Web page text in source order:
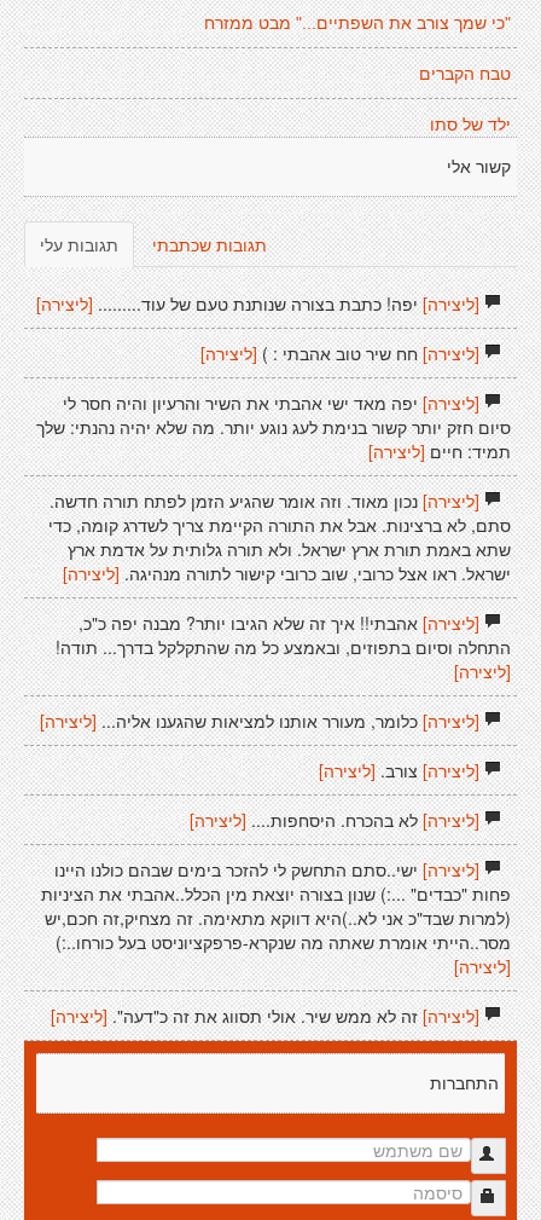
"כי שמך צורב את השפתיים..." מבט ממזרח
טבח הקברים
ילד של סתו
קשור אלי
תגובות עלי תגובות שכתבתי
[ליצירה]יפה! כתבת בצורה שנותנת טעם של עוד......... [ליצירה]
[ליצירה]חח שיר טוב אהבתי : ) [ליצירה]
[ליצירה]יפה מאד ישי אהבתי את השיר והרעיון והיה חסר לי
סיום חזק יותר קשור בנימת לעג נוגע יותר. מה שלא יהיה נהנתי: שלך
תמיד: חיים [ליצירה]
[ליצירה]נכון מאוד. וזה אומר שהגיע הזמן לפתח תורה חדשה.
סתם, לא ברצינות. אבל את התורה הקיימת צריך לשדרג קומה, כדי
שתא באמת תורת ארץ ישראל. ולא תורה גלותית על אדמת ארץ
ישראל. ראו אצל כרובי, שוב כרובי קישור לתורה מנהיגה.[ליצירה]
[ליצירה]אהבתי!! איך זה שלא הגיבו יותר? מבנה יפה כ"כ,
התחלה וסיום בתפוזים, ובאמצע כל מה שהתקלקל בדרך... תודה!
[ליצירה]
[ליצירה]כלומר, מעורר אותנו למציאות שהגענו אליה... [ליצירה]
[ליצירה]צורב. [ליצירה]
[ליצירה]לא בהכרח. היסחפות.... [ליצירה]
[ליצירה]ישי..סתם התחשק לי להזכר בימים שבהם כולנו היינו
פחות "כבדים" ...:) שנון בצורה יוצאת מין הכלל..אהבתי את הציניות
(למרות שבד"כ אני לא..)היא דווקא מתאימה. זה מצחיק,זה חכם,יש
מסר..הייתי אומרת שאתה מה שנקרא-פרפקציוניסט בעל כורחו..:)
[ליצירה]
[ליצירה]זה לא ממש שיר. אולי תסווג את זה כ"דעה". [ליצירה]
התחברות